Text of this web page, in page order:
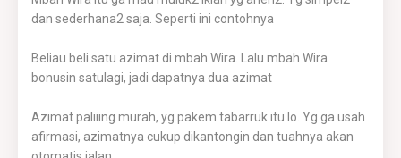
dan sederhana2 saja. Seperti ini contohnya
Beliau beli satu azimat di mbah Wira. Lalu mbah Wira
bonusin satulagi, jadi dapatnya dua azimat
Azimat paliiing murah, yg pakem tabarruk itu lo. Yg ga usah
afirmasi, azimatnya cukup dikantongin dan tuahnya akan